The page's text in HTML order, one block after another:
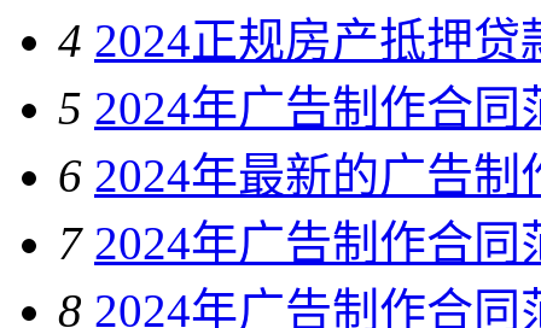
4 2024正规房产抵押
5 2024年广告制作合同
6 2024年最新的广告制
7 2024年广告制作合同
8 2024年广告制作合同